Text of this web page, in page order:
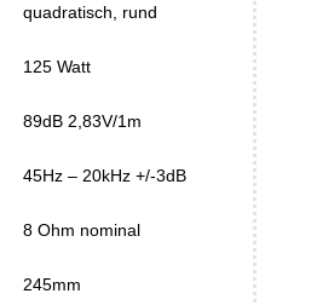
quadratisch, rund
125 Watt
89dB 2,83V/1m
45Hz – 20kHz +/-3dB
8 Ohm nominal
245mm